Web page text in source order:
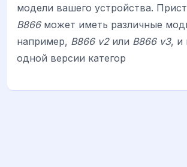
модели вашего устройства.
B866может иметь различные
например, B866 v2или B866 v3, и
одной версии категор